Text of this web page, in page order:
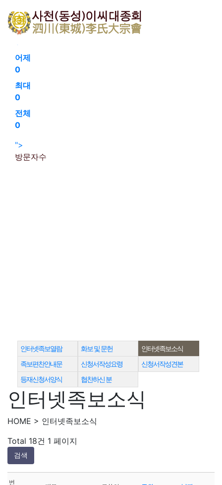
로그인
오늘
어제
0
최대
0
전체
0
">
방문자수
인터넷족보열람 화보 및 문헌
인터넷족보소식
족보편찬안내문
신청서작성요령
신청서작성견본
등재신청서양식
협찬하신 분
인터넷족보소식
HOME > 인터넷족보소식
Total 18건 1 페이지
검색
번